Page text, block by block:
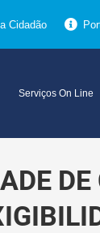
Cidadão
Serviços On Line